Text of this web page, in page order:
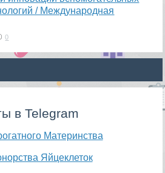
/ Международная
0
в Telegram
Материнства
Яйцеклеток